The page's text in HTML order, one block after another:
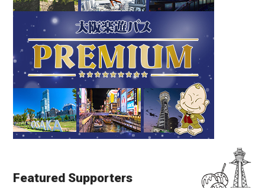
Featured Supporters